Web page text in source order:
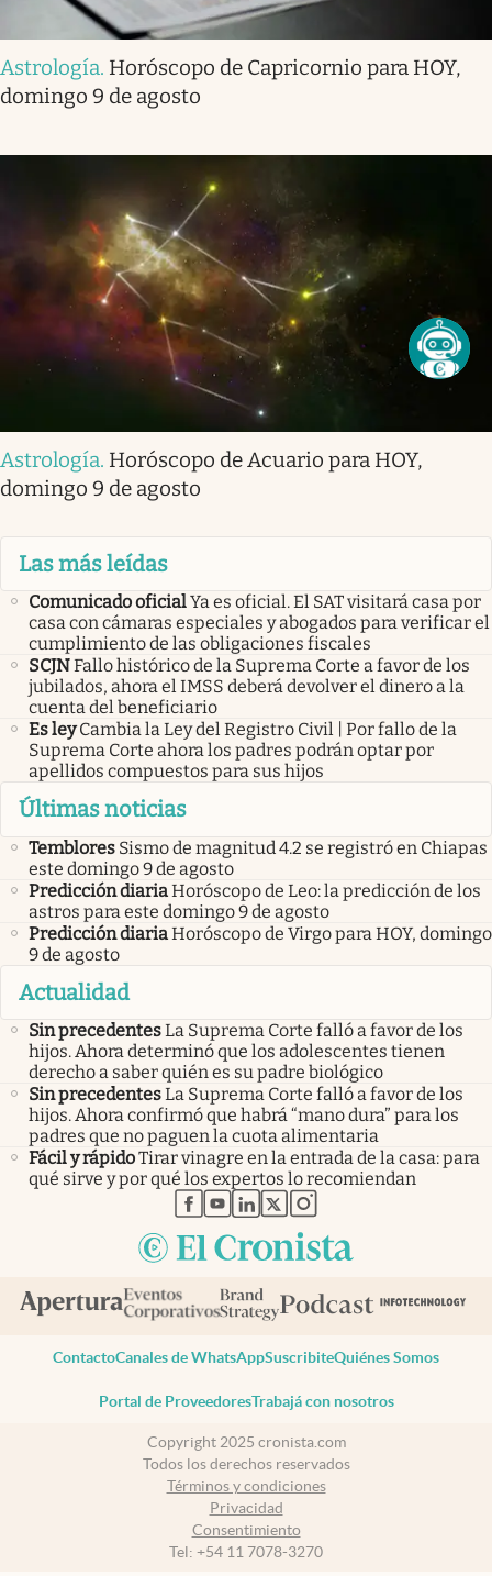
Astrología. Horóscopo de Capricornio para HOY,
domingo 9 de agosto
Astrología. Horóscopo de Acuario para HOY,
domingo 9 de agosto
Las más leídas
Comunicado oficialYa es oficial. El SAT visitará casa por
casa con cámaras especiales y abogados para verificar el
cumplimiento de las obligaciones fiscales
SCJNFallo histórico de la Suprema Corte a favor de los
jubilados, ahora el IMSS deberá devolver el dinero a la
cuenta del beneficiario
Es ley Cambia la Ley del Registro Civil | Por fallo de la
Suprema Corte ahora los padres podrán optar por
apellidos compuestos para sus hijos
Últimas noticias
Temblores Sismo de magnitud 4.2 se registró en Chiapas
este domingo 9 de agosto
Predicción diariaHoróscopo de Leo: la predicción de los
astros para este domingo 9 de agosto
Predicción diariaHoróscopo de Virgo para HOY, domingo
9 de agosto
Actualidad
Sin precedentesLa Suprema Corte falló a favor de los
hijos. Ahora determinó que los adolescentes tienen
derecho a saber quién es su padre biológico
Sin precedentesLa Suprema Corte falló a favor de los
hijos. Ahora confirmó que habrá “mano dura” para los
padres que no paguen la cuota alimentaria
Fácil y rápidoTirar vinagre en la entrada de la casa: para
qué sirve y por qué los expertos lo recomiendan
abre en nueva pestaña
abre en nueva pestaña
abre en nueva pestaña
abre en nueva pestaña
abre en nueva pestaña
ContactoCanales de WhatsAppSuscribiteQuiénes Somos
Portal de ProveedoresTrabajá con nosotros
Copyright 2025 cronista.com
Todos los derechos reservados
Términos y condiciones
Privacidad
Consentimiento
Tel: +54 11 7078-3270